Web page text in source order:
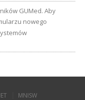
GUMed. Aby
nowego
MNISW